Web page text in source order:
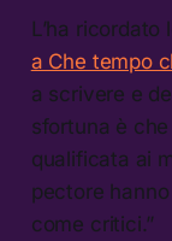
L’ha
a Che tempo
a scrivere e
sfortuna è che
qualificata ai
pectore
come critici.”